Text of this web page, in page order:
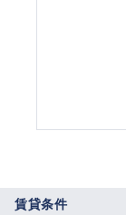
賃貸条件